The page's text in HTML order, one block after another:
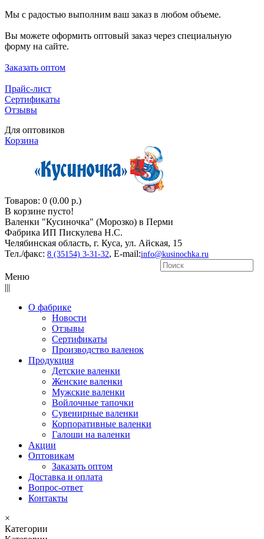
Мы с радостью выполним ваш заказ в любом объеме.
Вы можете оформить оптовый заказ через специальную
форму на сайте.
Заказать оптом
Прайс-лист
Сертификаты
Отзывы
Для оптовиков
Корзина
Товаров: 0 (0.00 р.)
В корзине пусто!
Валенки "Кусиночкa" (Морозко) в Перми
Фабрика ИП Пискулева Н.С.
Челябинская область, г. Куса, ул. Айская, 15
Тел./факс: 8 (35154) 3-31-32, E-mail:info@kusinochka.ru
Меню
|||
О фабрике
Новости
Отзывы
Сертификаты
Производство валенок
Продукция
Детские валенки
Женские валенки
Мужские валенки
Войлочные тапочки
Сувенирные валенки
Корпоративные валенки
Галоши на валенки
Акции
Оптовикам
Заказать оптом
Доставка и оплата
Вопрос-ответ
Контакты
×
Категории